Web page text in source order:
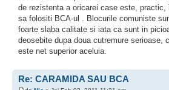
de rezistenta a oricarei case este,
sa folositi BCA-ul . Blocurile comuniste
foarte slaba calitate si iata ca sunt in
deosebite dupa doua cutremure serioase,
este net superior aceluia.
Re: CARAMIDA SAU BCA